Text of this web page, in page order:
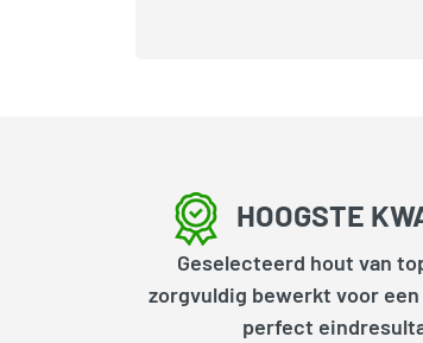
HOOGSTE
Geselecteerd hout van
zorgvuldig bewerkt voor een
perfect